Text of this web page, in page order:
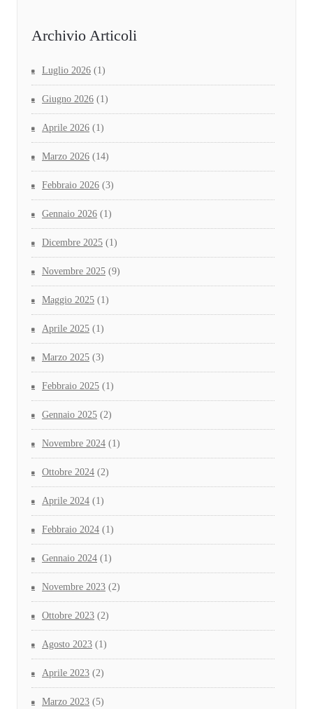
Archivio Articoli
Luglio 2026 (1)
Giugno 2026 (1)
Aprile 2026 (1)
Marzo 2026 (14)
Febbraio 2026 (3)
Gennaio 2026 (1)
Dicembre 2025 (1)
Novembre 2025 (9)
Maggio 2025 (1)
Aprile 2025 (1)
Marzo 2025 (3)
Febbraio 2025 (1)
Gennaio 2025 (2)
Novembre 2024 (1)
Ottobre 2024 (2)
Aprile 2024 (1)
Febbraio 2024 (1)
Gennaio 2024 (1)
Novembre 2023 (2)
Ottobre 2023 (2)
Agosto 2023 (1)
Aprile 2023 (2)
Marzo 2023 (5)